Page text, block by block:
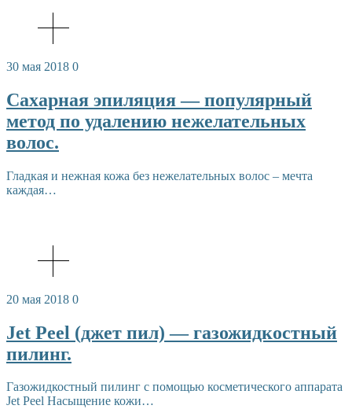
30 мая 2018 0
Сахарная эпиляция — популярный
метод по удалению нежелательных
волос.
Гладкая и нежная кожа без нежелательных волос – мечта
каждая…
20 мая 2018 0
Jet Peel (джет пил) — газожидкостный
пилинг.
Газожидкостный пилинг с помощью косметического аппарата
Jet Peel Насыщение кожи…